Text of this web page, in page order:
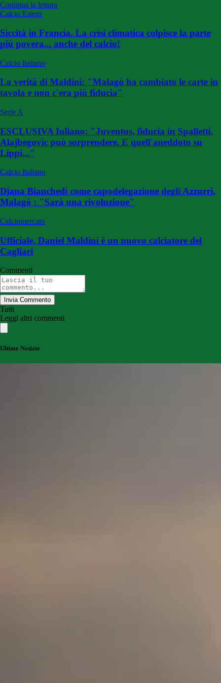
Continua la lettura
Calcio Estero
Siccità in Francia. La crisi climatica colpisce la parte
più povera... anche del calcio!
Calcio Italiano
La verità di Maldini: "Malagò ha cambiato le carte in
tavola e non c'era più fiducia"
Serie A
ESCLUSIVA Iuliano: "Juventus, fiducia in Spalletti.
Alajbegovic può sorprendere. E quell'aneddoto su
Lippi..."
Calcio Italiano
Diana Bianchedi come capodelegazione degli Azzurri,
Malagò : "Sarà una rivoluzione"
Calciomercato
Ufficiale, Daniel Maldini è un nuovo calciatore del
Cagliari
Commenti
Invia Commento
Tutti
Leggi altri commenti
Ultime Notizie